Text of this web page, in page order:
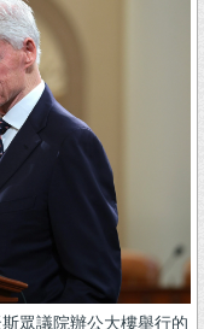
眾議院辦公大樓舉行的